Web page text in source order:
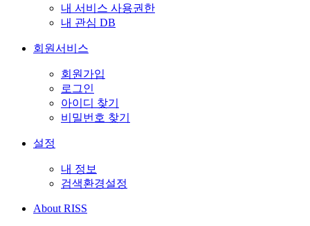
내 서비스 사용권한
내 관심 DB
회원서비스
회원가입
로그인
아이디 찾기
비밀번호 찾기
설정
내 정보
검색환경설정
About RISS